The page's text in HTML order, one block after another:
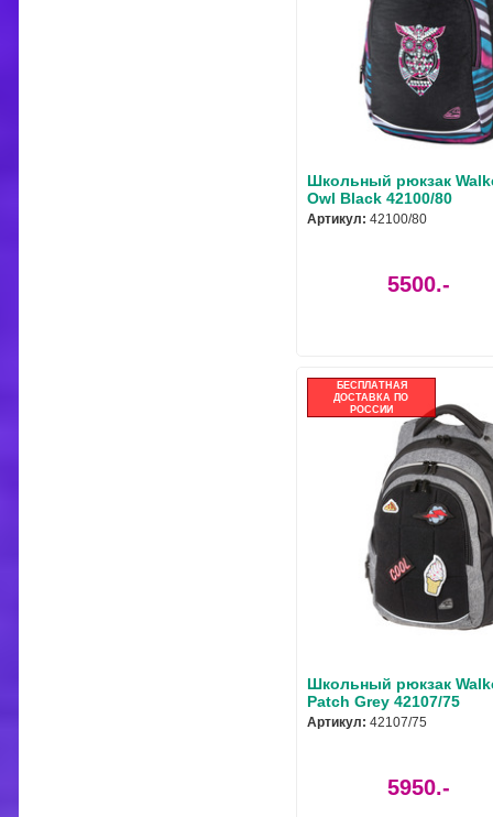
Школьный рюкзак
Owl Black 42100/80
Артикул: 42100/80
5500.-
БЕСПЛАТНАЯ
ДОСТАВКА ПО
РОССИИ
Школьный рюкзак
Patch Grey 42107/75
Артикул: 42107/75
5950.-